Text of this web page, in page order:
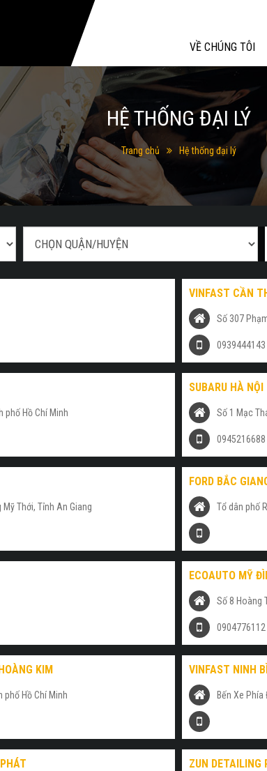
VỀ CHÚNG TÔI
HỆ THỐNG ĐẠI LÝ
Trang chủ Hệ thống đại lý
VINFAST CẦN
Số 307
0939444143
phố Hồ Chí Minh
SUBARU HÀ NỘI
Số 1 Mạc
0945216688
Thới, Tỉnh An Giang
FORD BẮC
Tổ dân phố
ECOAUTO MỸ
Số 8 Hoàng
0904776112
KIM
Hồ Chí Minh
VINFAST NINH
Bến Xe
ZUN DETAILING